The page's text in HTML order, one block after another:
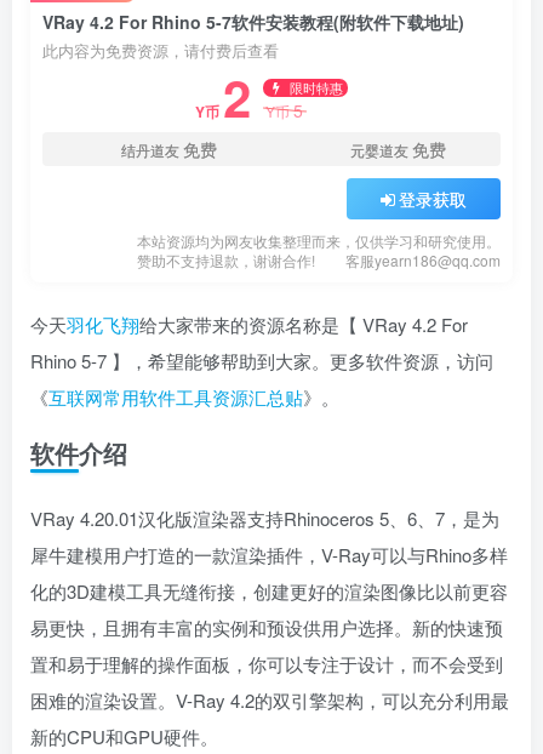
VRay 4.2 For Rhino 5-7软件安装教程(附软件下载地址)
此内容为免费资源，请付费后查看
Y币 2 限时特惠
Y币5
结丹道友免费 元婴道友免费
登录获取
本站资源均为网友收集整理而来，仅供学习和研究使用。
赞助不支持退款，谢谢合作!
客服yearn186@qq.com
今天羽化飞翔给大家带来的资源名称是【 VRay 4.2 For
Rhino 5-7 】，希望能够帮助到大家。更多软件资源，访问
《互联网常用软件工具资源汇总贴》。
软件介绍
VRay 4.20.01汉化版渲染器支持Rhinoceros 5、6、7，是为
犀牛建模用户打造的一款渲染插件，V-Ray可以与Rhino多样
化的3D建模工具无缝衔接，创建更好的渲染图像比以前更容
易更快，且拥有丰富的实例和预设供用户选择。新的快速预
置和易于理解的操作面板，你可以专注于设计，而不会受到
困难的渲染设置。V-Ray 4.2的双引擎架构，可以充分利用最
新的CPU和GPU硬件。